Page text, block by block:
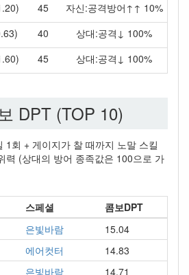
45
자신:공격방어↑↑ 10%
40
상대:공격↓ 100%
45 상대:공격↓ 100%
DPT (TOP 10)
1회 + 게이지가 찰 때까지 노말 스킬
력 (상대의 방어 종족값은 100으로 가
스페셜
콤보DPT
은빛바람
15.04
에어컷터
14.83
은빛바람
14.71